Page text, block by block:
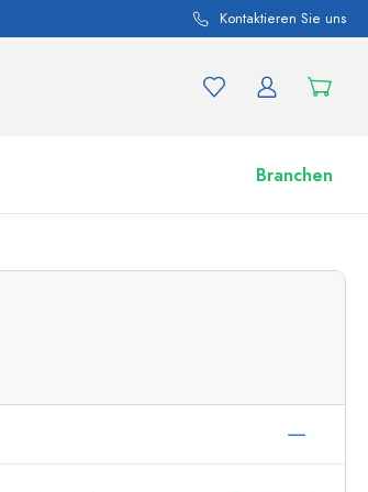
Kontaktieren Sie uns
Branchen
Zu den Gläsern